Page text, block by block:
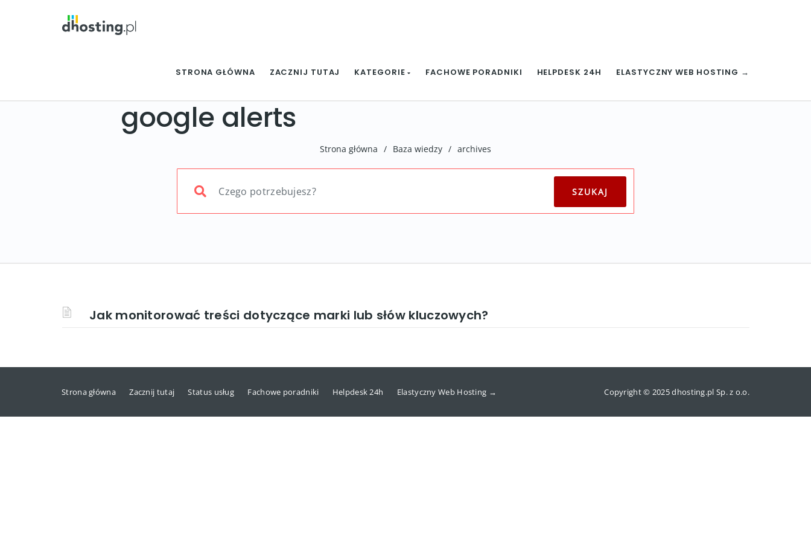
STRONA GŁÓWNA ZACZNIJ TUTAJ KATEGORIE FACHOWE PORADNIKI HELPDESK 24H ELASTYCZNY WEB HOSTING →
google alerts
Strona główna / Baza wiedzy / archives
Jak monitorować treści dotyczące marki lub słów kluczowych?
Strona główna Zacznij tutaj Status usług Fachowe poradniki Helpdesk 24h Elastyczny Web Hosting → Copyright © 2025 dhosting.pl Sp. z o.o.